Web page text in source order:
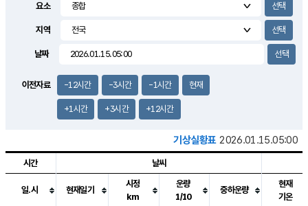
1.8m/s
요소
지역
날짜
이전자료 -12시간 -3시간 -1시간 현재
+1시간 +3시간 +12시간
기상실황표 2026.01.15.05:00
시간 날씨
일.시 현재일기
시정
km
운량
1/10
중하운량
현재
기온